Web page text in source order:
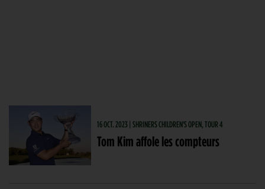
16 OCT. 2023 | SHRINERS CHILDREN'S OPEN, TOUR 4
Tom Kim affole les compteurs